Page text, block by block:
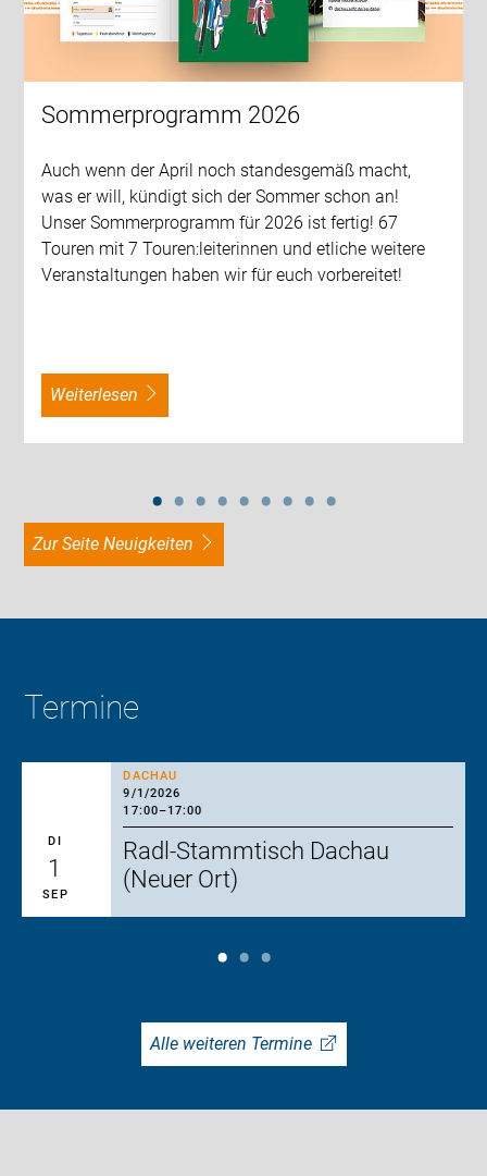
Sommerprogramm 2026
Auch wenn der April noch standesgemäß macht,
was er will, kündigt sich der Sommer schon an!
Unser Sommerprogramm für 2026 ist fertig! 67
Touren mit 7 Touren:leiterinnen und etliche weitere
Veranstaltungen haben wir für euch vorbereitet!
weiterlesen
zur Seite Neuigkeiten
Termine
DACHAU
9/1/2026
17:00–17:00
DI
1
SEP
Radl-Stammtisch Dachau
(Neuer Ort)
Alle weiteren Termine